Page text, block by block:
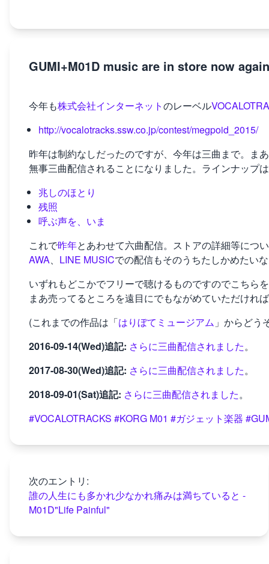
GUMI+M01D music are in store now again
今年も株式会社インターネットのレーベル
http://vocalotracks.ssw.co.jp/contest/megpoid_2015/
昨年は制約なしだったのですが、今年は三曲まで。ま
無事三曲配信されることになりました。ラインナップ
兆しのほとり
残照
呼ぶ声を、いま
これで昨年とあわせて六曲配信。ストアの詳細等につ
AWA、 LINE MUSICでの配信もそのうちたしかめたい
いずれもどこかでフリーで聴けるものですのでこちら
まあ売ってるところを遠目にでもながめていただけれ
(これまでの作品は「はりぼてミュージアム 」からどう
2016-09-14(Wed)追記: さらに三曲配信されました。
2017-08-30(Wed)追記: さらに三曲配信されました。
2018-09-01(Sat)追記: さらに三曲配信されました。
#VOCALOTRACKS #KORG M01 #ガジェット楽器
次のエントリ:
誰の人生にも多かれ少なかれ痛みは満ちていると -
M01D"Life Painful"